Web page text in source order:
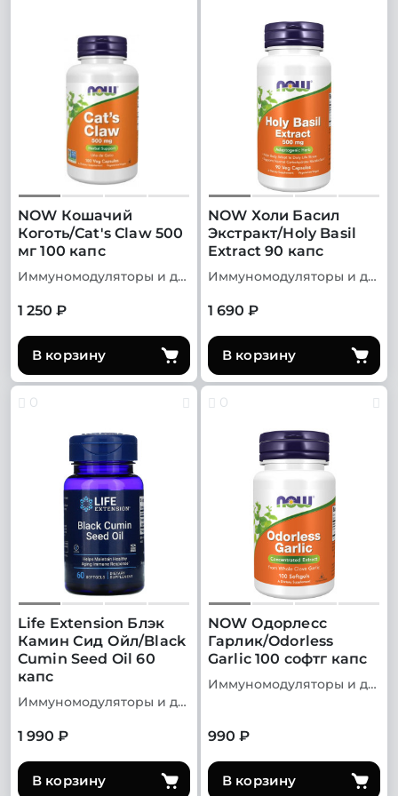
NOW Кошачий
Коготь/Cat's Claw 500
мг 100 капс
Иммуномодуляторы и добавки для иммунитета
1 250 ₽
В корзину
NOW Холи Басил
Экстракт/Holy Basil
Extract 90 капс
Иммуномодуляторы и добавки для иммунитета
1 690 ₽
В корзину
0
Life Extension Блэк
Камин Сид Ойл/Black
Cumin Seed Oil 60
капс
Иммуномодуляторы и добавки для иммунитета
1 990 ₽
В корзину
0
NOW Одорлесс
Гарлик/Odorless
Garlic 100 софтг капс
Иммуномодуляторы и добавки для иммунитета
990 ₽
В корзину